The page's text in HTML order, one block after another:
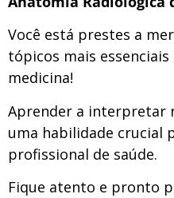
Você está prestes a
tópicos mais
medicina!
Aprender a interpretar
uma habilidade crucial
profissional de saúde.
Fique atento e pronto